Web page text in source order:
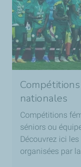
nationales
Compétitions
séniors ou
Découvrez ici
organisées par la